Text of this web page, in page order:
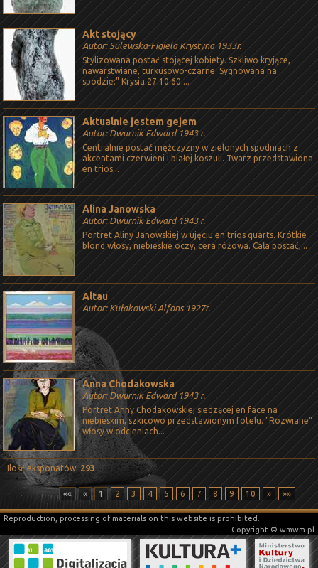
Akt stojący
Autor: Sulewska-Figiela Krystyna 1933r.
Stylizowana postać stojącej kobiety. Szkliwo kryjące,
nawarstwiane, turkusowo-czarne. Sygnowana na
spodzie:" Krysia 27.10.60....
Aktualnie jestem gejem
Autor: Dwurnik Edward 1943 r.
Centralnie postać mężczyzny w zielonych spodniach z
akcentami czerwieni i białej koszuli. Twarz przedstawiona
en trios...
Alina Janowska
Autor: Dwurnik Edward 1943 r.
Portret Aliny Janowskiej w ujęciu en trios quarts. Krótkie
blond włosy, niebieskie oczy, cera różowa. Cała postać,...
Altau
Autor: Kułakowski Alfons 1927r.
Anna Chodakowska
Autor: Dwurnik Edward 1943 r.
Portret Anny Chodakowskiej siedzącej en face na
niebieskim, szkicowo przedstawionym fotelu. "Rozwiane"
włosy w odcieniach...
Ilość eksponatów:293
«« « 1 2 3 4 5 6 7 8 9 10 » »»
Reproduction, processing of materials on this website is prohibited.
Copyright © wmwm.pl